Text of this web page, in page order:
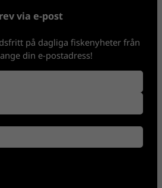
via e-post
på dagliga fiskenyheter från
din e-postadress!